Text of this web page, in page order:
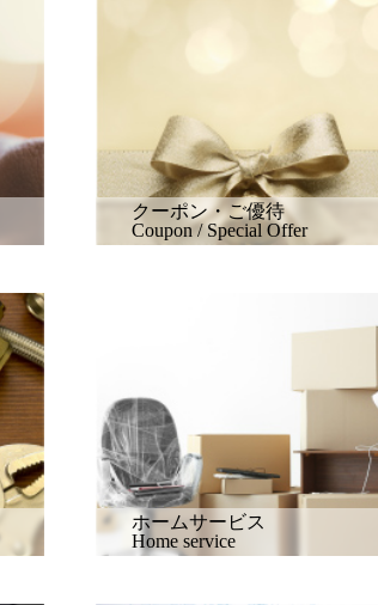
クーポン・ご優待
Coupon / Special Offer
ホームサービス
Home service